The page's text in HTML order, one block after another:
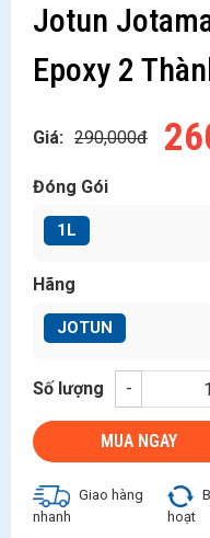
Jotun
Epoxy 2
Giá: 290,000đ
Đóng Gói
1L
Hãng
JOTUN
Số lượng -
MUA NGAY
Giao hàng
nhanh
hoạt